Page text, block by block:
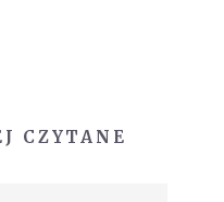
CZYTANE